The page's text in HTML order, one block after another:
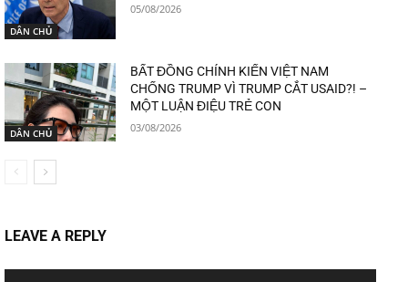
DÂN CHỦ
05/08/2026
DÂN CHỦ
BẤT ĐỒNG CHÍNH KIẾN VIỆT NAM
CHỐNG TRUMP VÌ TRUMP CẮT USAID?! –
MỘT LUẬN ĐIỆU TRẺ CON
03/08/2026
LEAVE A REPLY